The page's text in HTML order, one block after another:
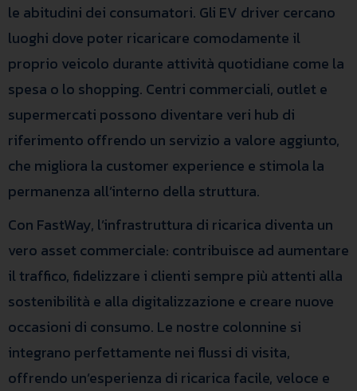
le abitudini dei consumatori. Gli EV driver cercano
luoghi dove poter ricaricare comodamente il
proprio veicolo durante attività quotidiane come la
spesa o lo shopping. Centri commerciali, outlet e
supermercati possono diventare veri hub di
riferimento offrendo un servizio a valore aggiunto,
che migliora la customer experience e stimola la
permanenza all’interno della struttura.
Con FastWay, l’infrastruttura di ricarica diventa un
vero asset commerciale: contribuisce ad aumentare
il traffico, fidelizzare i clienti sempre più attenti alla
sostenibilità e alla digitalizzazione e creare nuove
occasioni di consumo. Le nostre colonnine si
integrano perfettamente nei flussi di visita,
offrendo un’esperienza di ricarica facile, veloce e